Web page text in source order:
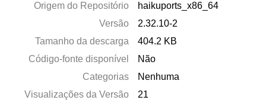
Origem do Repositório
haikuports_x86_64
Versão
2.32.10-2
Tamanho da descarga
404.2 KB
Código-fonte disponível
Não
Categorias
Nenhuma
Visualizações da Versão
21